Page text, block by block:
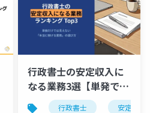
行政書士の安定収入に
なる業務3選【単発で終
わらない仕事】
行政書士 安定収入